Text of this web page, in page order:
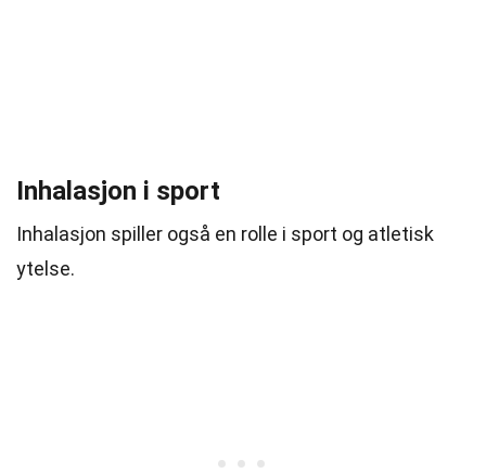
Inhalasjon i sport
Inhalasjon spiller også en rolle i sport og atletisk
ytelse.